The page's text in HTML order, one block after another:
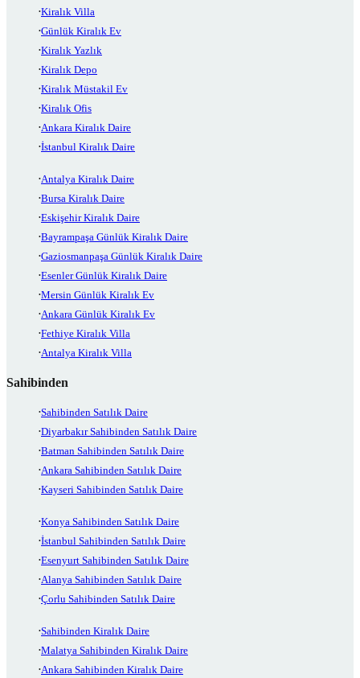
Kiralık Villa
Günlük Kiralık Ev
Kiralık Yazlık
Kiralık Depo
Kiralık Müstakil Ev
Kiralık Ofis
Ankara Kiralık Daire
İstanbul Kiralık Daire
Antalya Kiralık Daire
Bursa Kiralık Daire
Eskişehir Kiralık Daire
Bayrampaşa Günlük Kiralık Daire
Gaziosmanpaşa Günlük Kiralık Daire
Esenler Günlük Kiralık Daire
Mersin Günlük Kiralık Ev
Ankara Günlük Kiralık Ev
Fethiye Kiralık Villa
Antalya Kiralık Villa
Sahibinden
Sahibinden Satılık Daire
Diyarbakır Sahibinden Satılık Daire
Batman Sahibinden Satılık Daire
Ankara Sahibinden Satılık Daire
Kayseri Sahibinden Satılık Daire
Konya Sahibinden Satılık Daire
İstanbul Sahibinden Satılık Daire
Esenyurt Sahibinden Satılık Daire
Alanya Sahibinden Satılık Daire
Çorlu Sahibinden Satılık Daire
Sahibinden Kiralık Daire
Malatya Sahibinden Kiralık Daire
Ankara Sahibinden Kiralık Daire